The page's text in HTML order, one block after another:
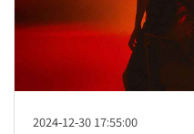
2024-12-30 17:55:00